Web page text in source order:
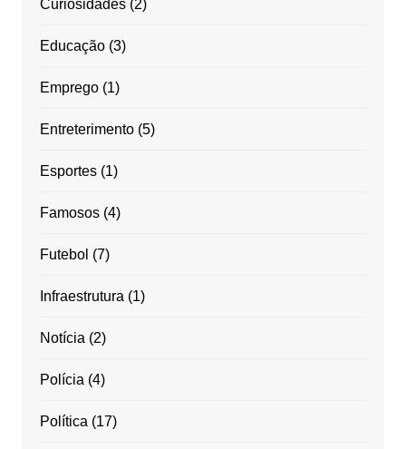
Curiosidades(2)
Educação(3)
Emprego(1)
Entreterimento(5)
Esportes(1)
Famosos(4)
Futebol (7)
Infraestrutura (1)
Notícia (2)
Polícia (4)
Política (17)